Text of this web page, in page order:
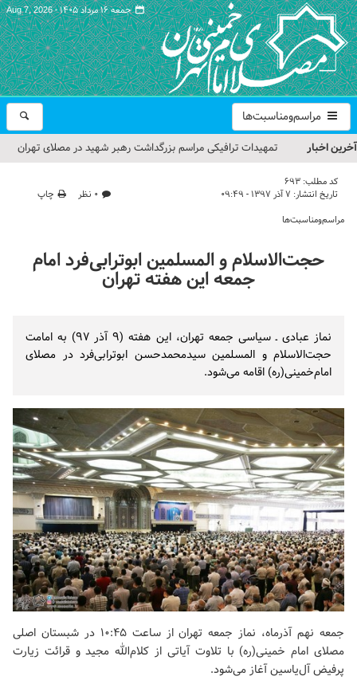
جمعه ۱۶ مرداد ۱۴۰۵ - Aug 7, 2026
مراسم‌ومناسبت‌ها
آخرین اخبار
تمهیدات ترافیکی مراسم بزرگداشت رهبر شهید در مصلای تهران
حجت‌الاسلام حاج علی‌اکبری؛ خطیب این هفته نماز جمعه تهران
معظم انقلاب
گزارش تصویری| مراسم نماز بر پیکر امام شهید انقلاب اسلامی ایران
کد مطلب: 693
تاریخ انتشار: ۷ آذر ۱۳۹۷ - ۰۹:۴۹ ۰ نظر
چاپ
مراسم‌ومناسبت‌ها
حجت‌الاسلام و المسلمین ابوترابی‌فرد امام
جمعه این هفته تهران
نماز عبادی ـ سیاسی جمعه تهران، این هفته (۹ آذر ۹۷) به امامت
حجت‌الاسلام و المسلمین سیدمحمدحسن ابوترابی‌فرد در مصلای
امام‌خمینی(ره) اقامه می‌شود.
جمعه نهم آذرماه، نماز جمعه تهران از ساعت ۱۰:۴۵ در شبستان اصلی
مصلای امام خمینی(ره) با تلاوت آیاتی از کلام‌الله مجید و قرائت زیارت
پرفیض آل‌یاسین آغاز می‌شود.